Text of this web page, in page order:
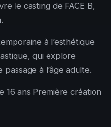
le casting de FACE B,
à l’esthétique
qui explore
passage à l’âge adulte.
16 ans Première création